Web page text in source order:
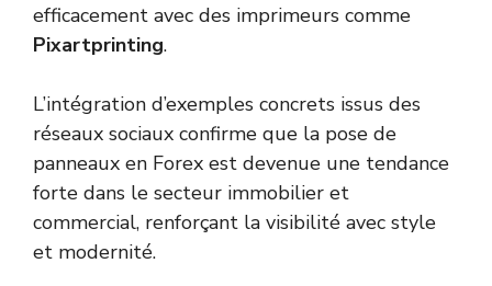
efficacement avec des imprimeurs comme
Pixartprinting.
L’intégration d’exemples concrets issus des
réseaux sociaux confirme que la pose de
panneaux en Forex est devenue une tendance
forte dans le secteur immobilier et
commercial, renforçant la visibilité avec style
et modernité.